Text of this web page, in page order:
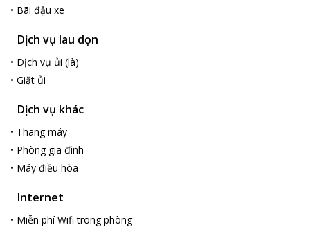
• Bãi đậu xe
Dịch vụ lau dọn
• Dịch vụ ủi (là)
• Giặt ủi
Dịch vụ khác
• Thang máy
• Phòng gia đình
• Máy điều hòa
Internet
• Miễn phí Wifi trong phòng